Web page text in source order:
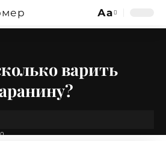
Изменение
Аа
варить